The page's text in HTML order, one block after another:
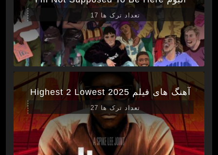
تعداد ترک ها 17
آهنگ های فیلم Highest 2 Lowest 2025
تعداد ترک ها 27